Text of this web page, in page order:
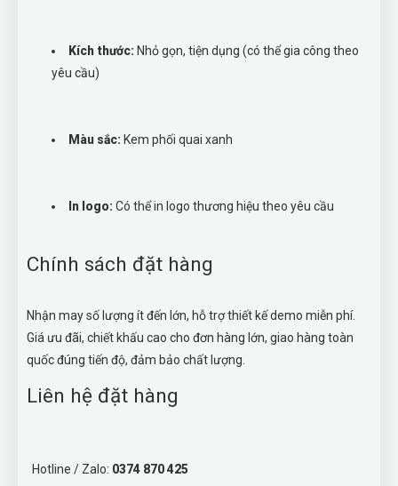
Kích thước: Nhỏ gọn, tiện dụng (có thể gia công theo
yêu cầu)
Màu sắc: Kem phối quai xanh
In logo: Có thể in logo thương hiệu theo yêu cầu
Chính sách đặt hàng
Nhận may số lượng ít đến lớn, hỗ trợ thiết kế demo miễn phí.
Giá ưu đãi, chiết khấu cao cho đơn hàng lớn, giao hàng toàn
quốc đúng tiến độ, đảm bảo chất lượng.
Liên hệ đặt hàng
Hotline / Zalo: 0374 870 425